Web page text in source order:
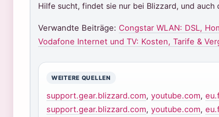
Hilfe sucht, findet sie nur bei Blizzard, und auch
Verwandte Beiträge: Congstar WLAN: DSL,
Vodafone Internet und TV: Kosten, Tarife &
WEITERE QUELLEN
support.gear.blizzard.com, youtube.com,
support.gear.blizzard.com, youtube.com,